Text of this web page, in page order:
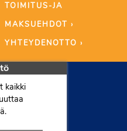
TOIMITUS-JA
MAKSUEHDOT ›
YHTEYDENOTTO ›
kaikki